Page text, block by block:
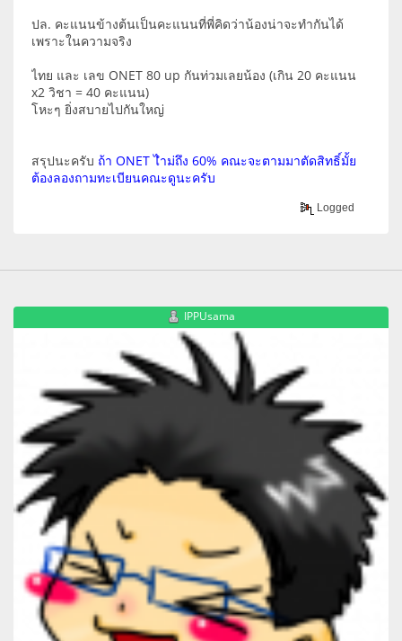
ปล. คะแนนข้างต้นเป็นคะแนนที่พี่คิดว่าน้องน่าจะทำกันได้
เพราะในความจริง
ไทย และ เลข ONET 80 up กันท่วมเลยน้อง (เกิน 20 คะแนน
x2 วิชา = 40 คะแนน)
โหะๆ ยิ่งสบายไปกันใหญ่
สรุปนะครับ ถ้า ONET ไำม่ถึง 60% คณะจะตามมาตัดสิทธิ์มั้ย
ต้องลองถามทะเบียนคณะดูนะครับ
Logged
IPPUsama